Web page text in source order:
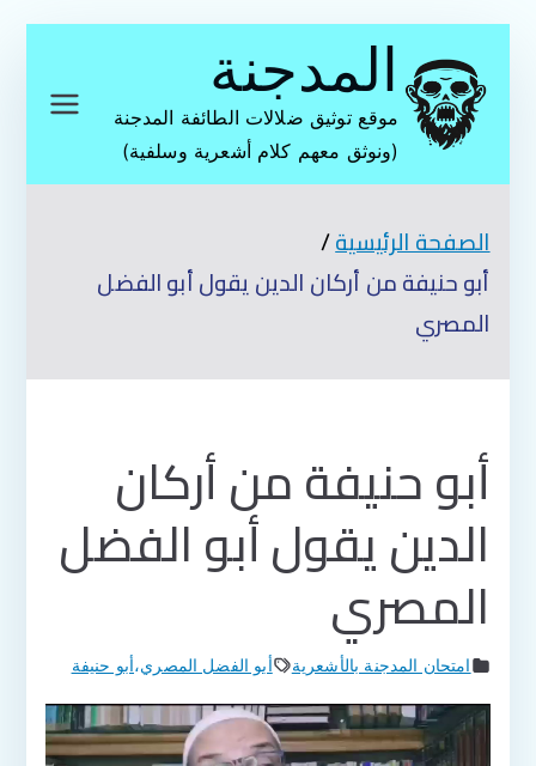
المحتوى
المدجنة
موقع توثيق ضلالات الطائفة المدجنة
(ونوثق معهم كلام أشعرية وسلفية)
الصفحة الرئيسية
أبو حنيفة من أركان الدين يقول أبو الفضل
المصري
أبو حنيفة من أركان
الدين يقول أبو الفضل
المصري
امتحان المدجنة بالأشعرية أبو الفضل المصري،أبو حنيفة
مشغل
الفيديو